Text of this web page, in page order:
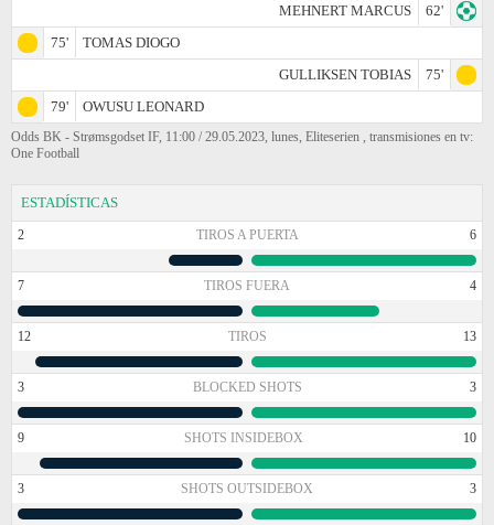
MEHNERT MARCUS
62'
75'
TOMAS DIOGO
GULLIKSEN TOBIAS
75'
79'
OWUSU LEONARD
Odds BK - Strømsgodset IF, 11:00 / 29.05.2023, lunes, Eliteserien , transmisiones en tv:
One Football
ESTADÍSTICAS
2 TIROS A PUERTA 6
7 TIROS FUERA 4
12 TIROS 13
3 BLOCKED SHOTS 3
9 SHOTS INSIDEBOX 10
3 SHOTS OUTSIDEBOX 3